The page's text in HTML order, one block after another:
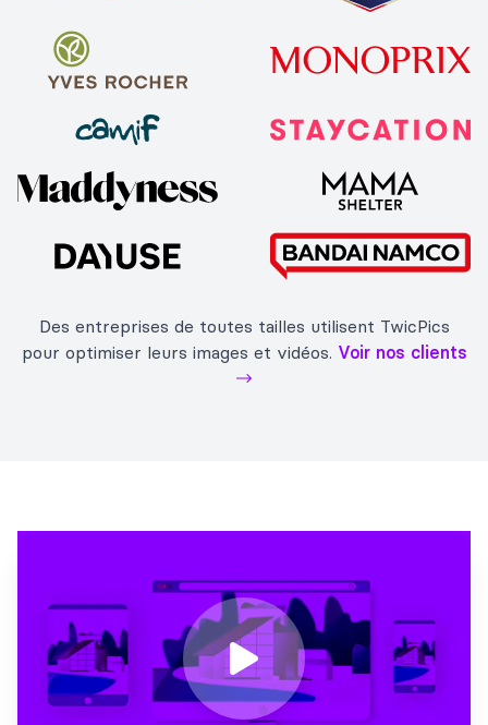
Des entreprises de toutes tailles utilisent TwicPics
pour optimiser leurs images et vidéos. Voir nos clients